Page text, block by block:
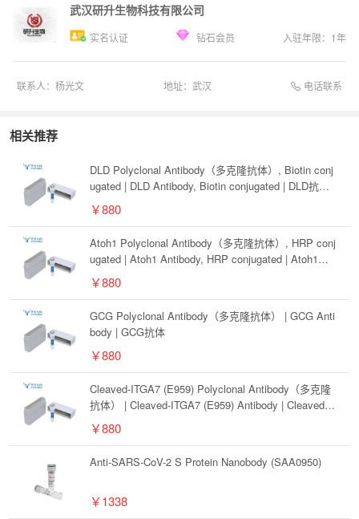
武汉研升生物科技有限公司
实名认证 钻石会员 入驻年限： 1年
联系人： 杨光文 地址： 武汉 电话联系
相关推荐
DLD Polyclonal Antibody（多克隆抗体）, Biotin conj
ugated | DLD Antibody, Biotin conjugated | DLD抗体,
￥880
Atoh1 Polyclonal Antibody（多克隆抗体）, HRP conj
ugated | Atoh1 Antibody, HRP conjugated | Atoh1抗
￥880
GCG Polyclonal Antibody（多克隆抗体） | GCG Anti
body | GCG抗体
￥880
Cleaved-ITGA7 (E959) Polyclonal Antibody（多克隆
抗体） | Cleaved-ITGA7 (E959) Antibody | Cleaved-IT
￥880
Anti-SARS-CoV-2 S Protein Nanobody (SAA0950)
￥1338